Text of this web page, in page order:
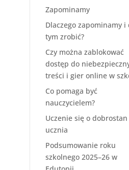
Zapominamy
Dlaczego zapominamy i
tym zrobić?
Czy można zablokować
dostęp do
treści i gier online w
Co pomaga być
nauczycielem?
Uczenie się o dobrostan
ucznia
Podsumowanie roku
szkolnego 2025–26 w